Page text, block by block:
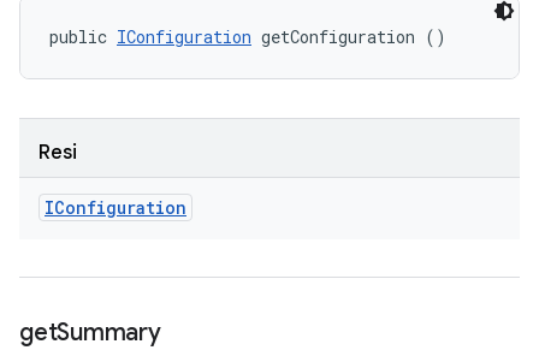
public IConfiguration getConfiguration ()
Resi
IConfiguration
getSummary